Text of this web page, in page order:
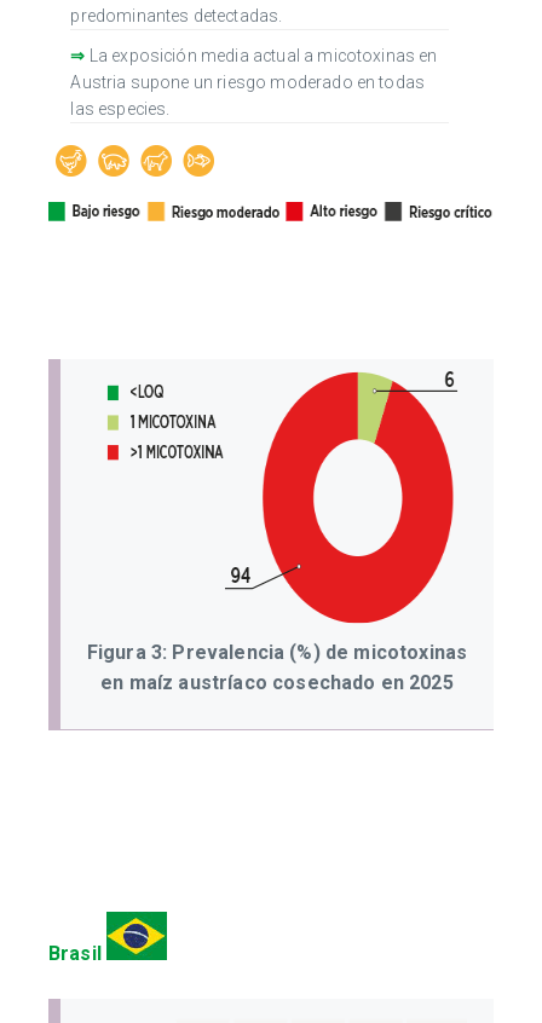
predominantes detectadas.
⇒ La exposición media actual a micotoxinas en
Austria supone un riesgo moderado en todas
las especies.
Figura 3: Prevalencia (%) de micotoxinas
en maíz austríaco cosechado en 2025
Brasil